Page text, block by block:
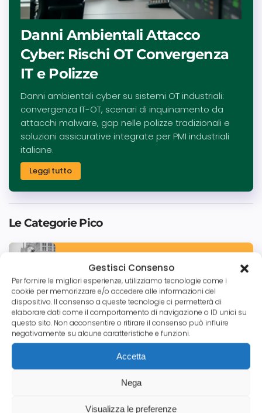
Gestisci Consenso
Per fornire le migliori esperienze, utilizziamo tecnologie come i
cookie per memorizzare e/o accedere alle informazioni del
dispositivo. Il consenso a queste tecnologie ci permetterà di
elaborare dati come il comportamento di navigazione o ID unici su
questo sito. Non acconsentire o ritirare il consenso può influire
negativamente su alcune caratteristiche e funzioni.
Accetta
Nega
Visualizza le preferenze
Danni Ambientali Attacco
Cyber: Rischi OT Convergenza
IT e Polizze
Danni ambientali cyber su sistemi OT industriali:
convergenza IT-OT, scenari di inquinamento da
attacchi malware, gap nelle polizze tradizionali e
soluzioni assicurative integrate per PMI industriali
italiane.
Leggi tutto
Le Categorie Pico
Tutte le News
Credito Commerciale